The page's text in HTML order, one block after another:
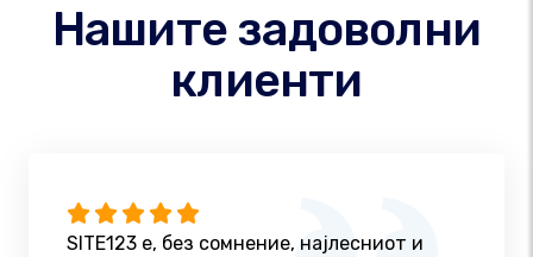
Нашите задоволни
клиенти
SITE123 е, без сомнение, најлесниот и